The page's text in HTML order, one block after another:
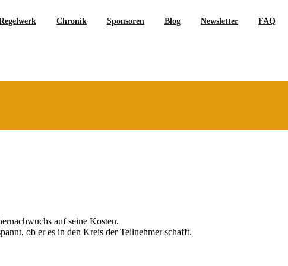
Chronik Sponsoren Blog Newsletter FAQ
auf seine Kosten.
ob er es in den Kreis der Teilnehmer schafft.